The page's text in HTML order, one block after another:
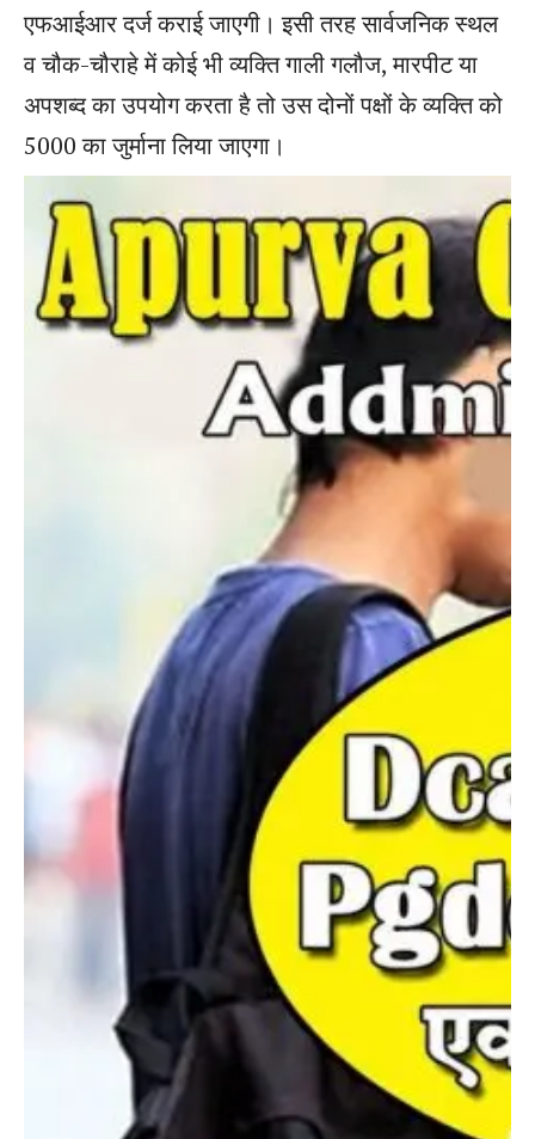
एफआईआर दर्ज कराई जाएगी। इसी तरह सार्वजनिक स्थल
व चौक-चौराहे में कोई भी व्यक्ति गाली गलौज, मारपीट या
अपशब्द का उपयोग करता है तो उस दोनों पक्षों के व्यक्ति को
5000 का जुर्माना लिया जाएगा।